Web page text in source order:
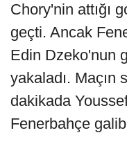
Chory'nin attığı
geçti. Ancak
Edin Dzeko'nun
yakaladı. Maçın
dakikada
Fenerbahçe